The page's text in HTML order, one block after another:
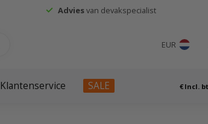
Adviesvan devakspecialist
EUR
Klantenservice SALE € Incl.